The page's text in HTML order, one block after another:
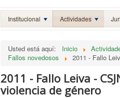
Institucional Actividades
Usted está aquí: Inicio
Fallos novedosos
2011 - Fallo
2011 - Fallo Leiva -
violencia de género